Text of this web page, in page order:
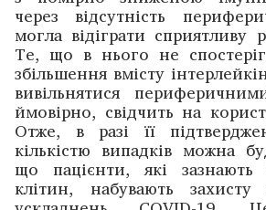
через відсутність
могла відіграти сприятливу
Те, що в нього не
збільшення вмісту
вивільнятися
ймовірно, свідчить на
Отже, в разі її
кількістю випадків можна
що пацієнти, які
клітин, набувають